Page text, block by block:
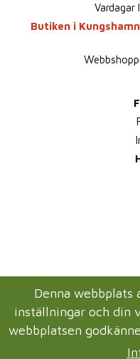
Butiken i
Drift &
Denna webbplats
inställningar och din
webbplatsen